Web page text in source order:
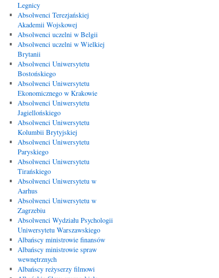
Legnicy
Absolwenci Terezjańskiej
Akademii Wojskowej
Absolwenci uczelni w Belgii
Absolwenci uczelni w Wielkiej
Brytanii
Absolwenci Uniwersytetu
Bostońskiego
Absolwenci Uniwersytetu
Ekonomicznego w Krakowie
Absolwenci Uniwersytetu
Jagiellońskiego
Absolwenci Uniwersytetu
Kolumbii Brytyjskiej
Absolwenci Uniwersytetu
Paryskiego
Absolwenci Uniwersytetu
Tirańskiego
Absolwenci Uniwersytetu w
Aarhus
Absolwenci Uniwersytetu w
Zagrzebiu
Absolwenci Wydziału Psychologii
Uniwersytetu Warszawskiego
Albańscy ministrowie finansów
Albańscy ministrowie spraw
wewnętrznych
Albańscy reżyserzy filmowi